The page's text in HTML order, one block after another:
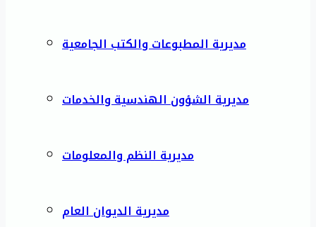
مديرية المطبوعات والكتب الجامعية
مديرية الشؤون الهندسية والخدمات
مديرية النظم والمعلومات
مديرية الديوان العام